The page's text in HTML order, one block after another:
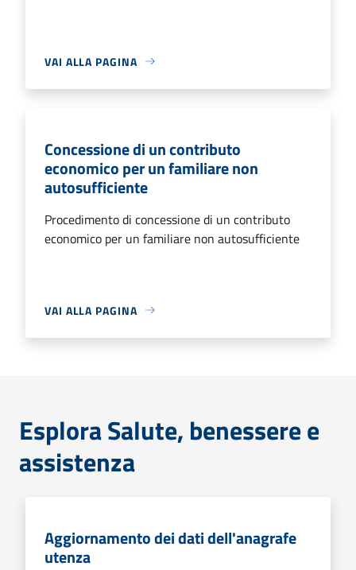
VAI ALLA PAGINA
Concessione di un contributo
economico per un familiare non
autosufficiente
Procedimento di concessione di un contributo
economico per un familiare non autosufficiente
VAI ALLA PAGINA
Esplora Salute, benessere e
assistenza
Aggiornamento dei dati dell'anagrafe
utenza